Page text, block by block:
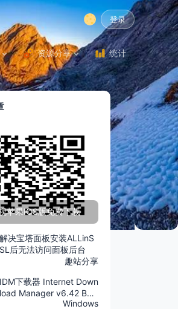
登录
资源分享 统计
苹果IOS版免费下载
解决宝塔面板安装ALLinS
SL后无法访问面板后台
趣站分享
IDM下载器 Internet Down
load Manager v6.42 Buil
Windows